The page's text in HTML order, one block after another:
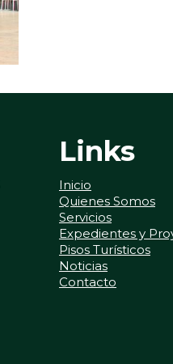
Links
Inicio
Quienes Somos
Servicios
Expedientes y
Pisos Turísticos
Noticias
Contacto